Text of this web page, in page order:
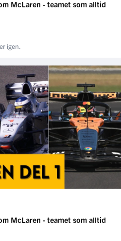
McLaren - teamet som alltid
igen.
McLaren - teamet som alltid